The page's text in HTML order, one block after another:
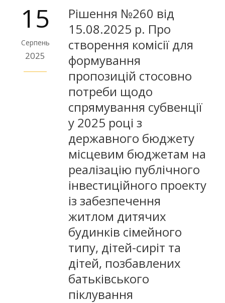
15
Серпень
2025
Рішення №260 від
15.08.2025 р. Про
створення комісії для
формування
пропозицій стосовно
потреби щодо
спрямування субвенції
у 2025 році з
державного бюджету
місцевим бюджетам на
реалізацію публічного
інвестиційного проекту
із забезпечення
житлом дитячих
будинків сімейного
типу, дітей-сиріт та
дітей, позбавлених
батьківського
піклування